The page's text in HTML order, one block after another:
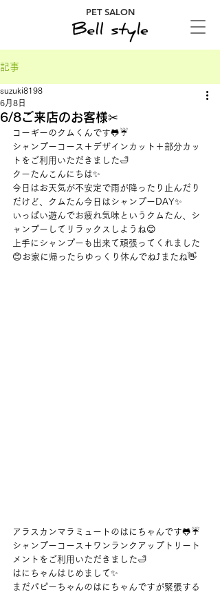
PET SALON
記事
6/8ご来店のお客様✂
suzuki8198
6月8日
コーギーのクムくんです🐸☔
シャンプーコース＋デザインカット＋部分カッ
トをご利用いただきました🛁
クーたんこんにちは✨
今日はお天気が不安定で雨が降ったり止んだり
だけど、クムたん今日はシャンプーDAY✨
いっぱい遊んでお疲れ気味というクムたん、シ
ャンプーしてリラックスしようね😊
上手にシャンプーも出来て頑張ってくれました
😊お家に帰ったらゆっくり休んでね⤴またね👋
アラスカンマラミュートのはにちゃんです🐸☔
シャンプーコース＋ワンランクアップトリート
メントをご利用いただきました🛁
はにちゃんはじめまして✨
まだパピーちゃんのはにちゃんですが緊張する